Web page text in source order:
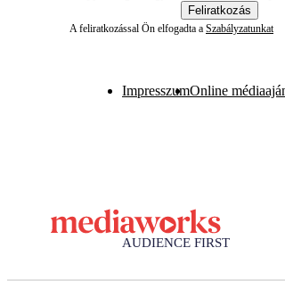
Feliratkozás
A feliratkozással Ön elfogadta a Szabályzatunkat
ImpresszumOnline